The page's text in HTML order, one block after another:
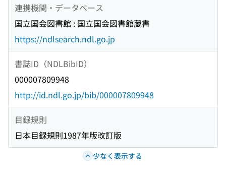
連携機関・データベース
国立国会図書館 : 国立国会図書館蔵書
https://ndlsearch.ndl.go.jp
書誌ID（NDLBibID）
000007809948
http://id.ndl.go.jp/bib/000007809948
目録規則
日本目録規則1987年版改訂版
少なく表示する